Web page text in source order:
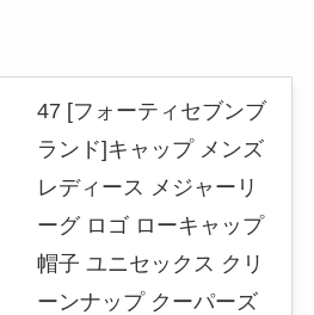
47 [フォーティセブンブ
ランド]キャップ メンズ
レディース メジャーリ
ーグ ロゴ ローキャップ
帽子 ユニセックス クリ
ーンナップ クーパーズ